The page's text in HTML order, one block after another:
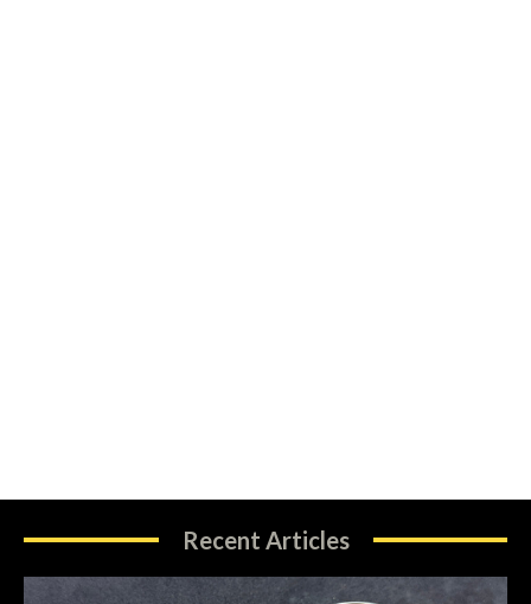
Recent Articles